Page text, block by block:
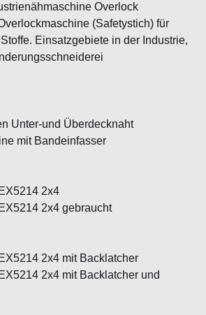
Overlock
(Safetystich) für
Einsatzgebiete in der Industrie,
Unter-und Überdecknaht
mit Bandeinfasser
2x4
2x4 gebraucht
2x4 mit Backlatcher
2x4 mit Backlatcher und